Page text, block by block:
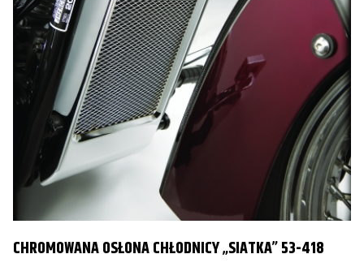
CHROMOWANA OSŁONA CHŁODNICY „SIATKA” 53-418